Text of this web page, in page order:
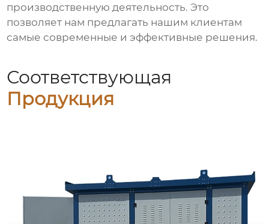
производственную деятельность. Это
позволяет нам предлагать нашим клиентам
самые современные и эффективные решения.
Соответствующая
Продукция